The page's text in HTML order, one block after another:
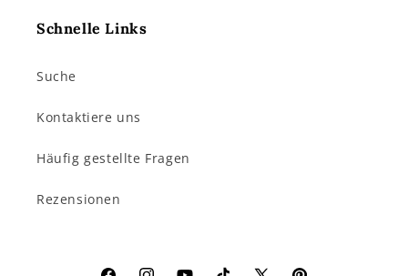
Schnelle Links
Suche
Kontaktiere uns
Häufig gestellte Fragen
Rezensionen